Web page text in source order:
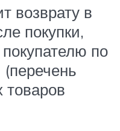
возврату в
покупки,
по
товаров